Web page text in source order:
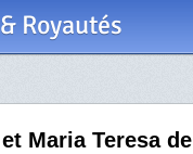
Royautés
Maria Teresa de